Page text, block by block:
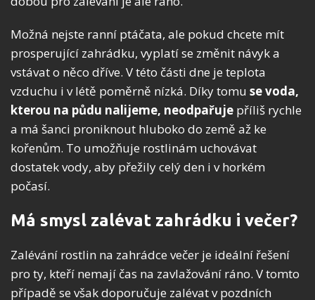
Možná nejste ranní ptáčata, ale pokud chcete mít
prosperující zahrádku, vyplatí se změnit návyk a
vstávat o něco dříve. V této části dne je teplota
vzduchu i v létě poměrně nízká. Díky tomu sevoda,
kterou na půdu nalijeme, neodpařuje příliš rychle
a má šanci proniknout hluboko do země až ke
kořenům. To umožňuje rostlinám uchovávat
dostatek vody, aby přežily celý den i v horkém
počasí.
Má smysl zalévat zahrádku i večer?
Zalévání rostlin na zahrádce večer je ideální řešení
pro ty, kteří nemají čas na zavlažování ráno. V tomto
případě se však doporučuje zalévat v pozdních